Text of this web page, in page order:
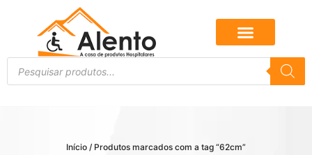
Início / Produtos marcados com a tag “62cm”